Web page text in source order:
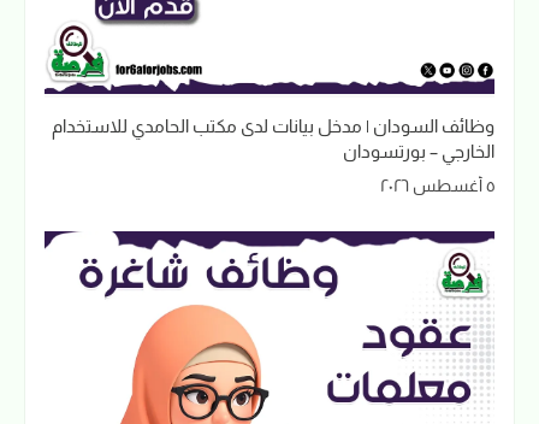
وظائف السودان | مدخل بيانات لدى مكتب الحامدي للاستخدام
الخارجي – بورتسودان
٥ أغسطس ٢٠٢٦